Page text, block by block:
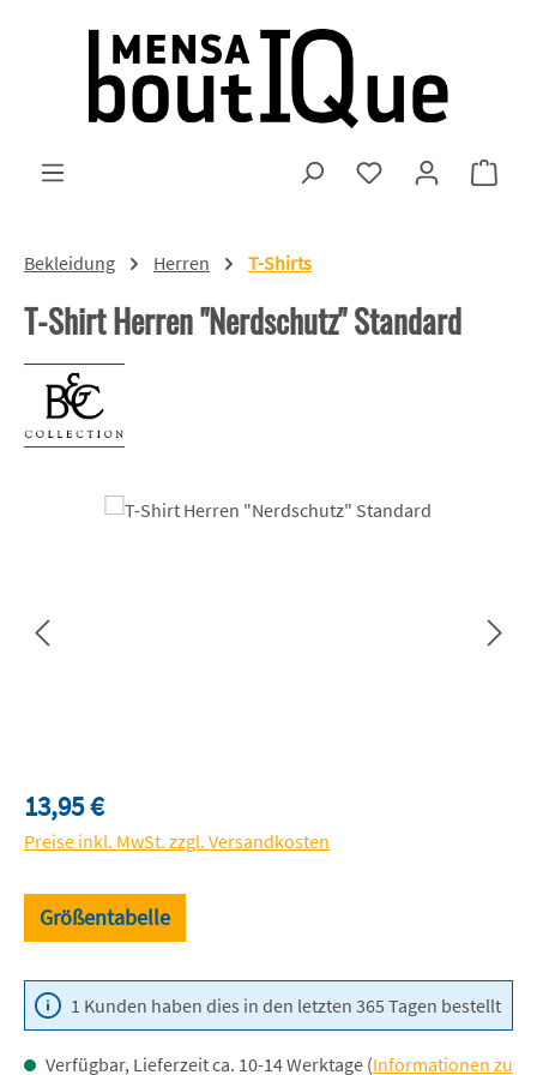
Zum Hauptinhalt springen
Du hast 0
Bekleidung Herren T-Shirts
T-Shirt Herren "Nerdschutz" Standard
Bildergalerie überspringen
Regulärer Preis:
13,95 €
Preise inkl. MwSt. zzgl. Versandkosten
Größentabelle
1 Kunden haben dies in den letzten 365 Tagen bestellt
Verfügbar, Lieferzeit ca. 10-14 Werktage (Informationen zu